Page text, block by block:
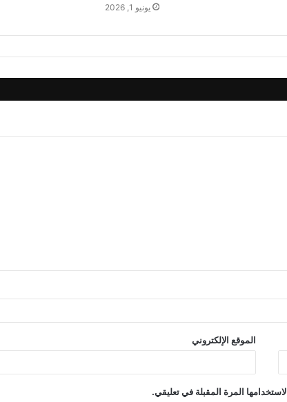
يونيو 1, 2026
الموقع الإلكتروني
المرة المقبلة في تعليقي.